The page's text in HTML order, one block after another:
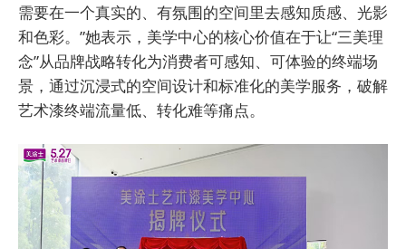
需要在一个真实的、有氛围的空间里去感知质感、光影
和色彩。”她表示，美学中心的核心价值在于让“三美理
念”从品牌战略转化为消费者可感知、可体验的终端场
景，通过沉浸式的空间设计和标准化的美学服务，破解
艺术漆终端流量低、转化难等痛点。